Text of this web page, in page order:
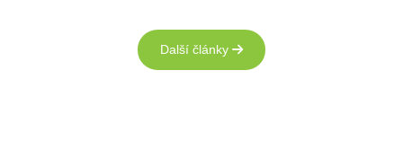
Další články